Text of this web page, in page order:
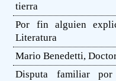
tierra
Por fin alguien
Literatura
Mario Benedetti,
Disputa familiar